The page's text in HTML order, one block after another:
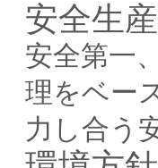
安全生
安全第一
理をベー
力し合う